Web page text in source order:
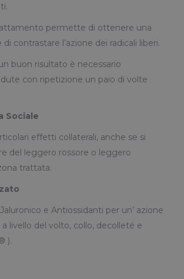
permette di ottenere una
contrastare l’azione dei radicali liberi.
buon risultato è necessario
con ripetizione un paio di volte
Sociale
effetti collaterali, anche se si
del leggero rossore o leggero
trattata.
e Antiossidanti per un’ azione
livello del volto, collo, decolleté e
).